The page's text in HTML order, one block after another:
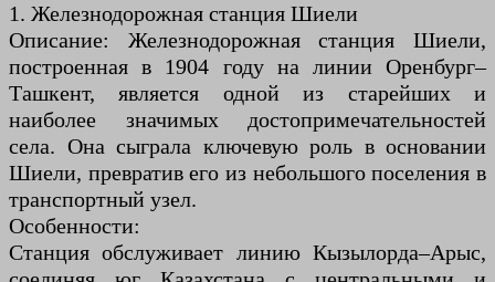
1. Железнодорожная станция Шиели
Описание: Железнодорожная станция Шиели,
построенная в 1904 году на линии Оренбург–
Ташкент, является одной из старейших и
наиболее значимых достопримечательностей
села. Она сыграла ключевую роль в основании
Шиели, превратив его из небольшого поселения в
транспортный узел.
Особенности:
Станция обслуживает линию Кызылорда–Арыс,